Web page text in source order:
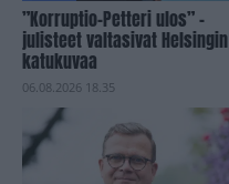
”Korruptio-Petteri ulos” -
julisteet valtasivat Helsingin
katukuvaa
06.08.2026 18.35